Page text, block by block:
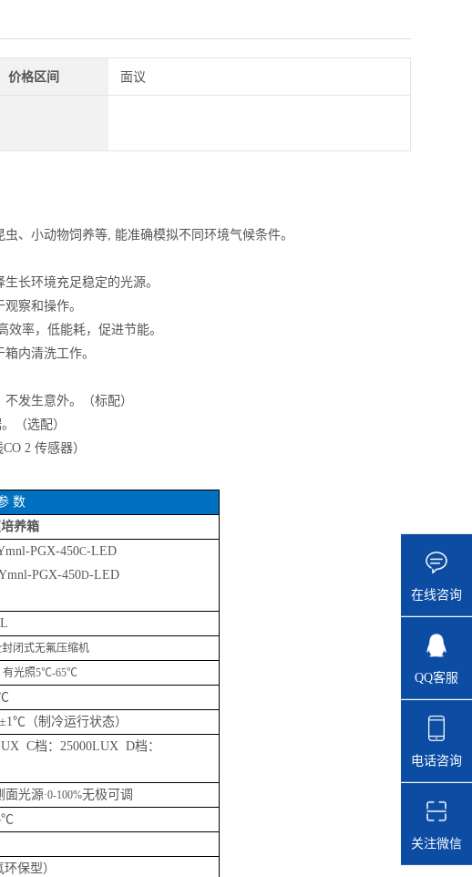
价格区间 面议
虫、小动物饲养等, 能准确模拟不同环境气候条件。
长环境充足稳定的光源。
察和操作。
效率，低能耗，促进节能。
内清洗工作。
发生意外。（标配）
（选配）
2 传感器）
数
养箱
PGX-450C-LED
PGX-450D-LED
L
封闭式无氟压缩机
光照5℃-65℃
（制冷运行状态）
C档：25000LUX D档：
面光源·0-100%无极可调
保型）
在线咨询
QQ客服
电话咨询
关注微信